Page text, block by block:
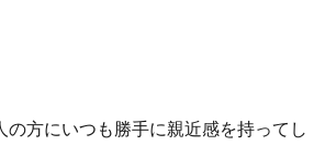
方にいつも勝手に親近感を持ってし